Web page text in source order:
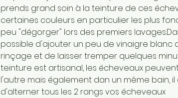
prends grand soin à la teinture de ces
certaines couleurs en particulier les plus
peu "dégorger" lors des premiers
possible d'ajouter un peu de vinaigre blanc
rinçage et de laisser tremper quelques
teinture est artisanal, les écheveaux
l'autre mais également dan un même bain, il
d'alterner tous les 2 rangs vos écheveaux